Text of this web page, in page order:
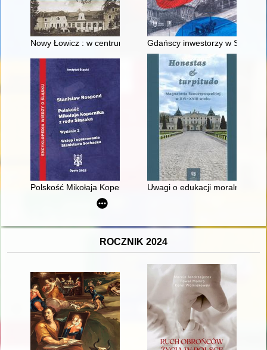
Nowy Łowicz : w centrum poligonu drawskiego od
Gdańscy inwestorzy w
Polskość Mikołaja Kopernika z rodu ŚlązakaUwagi o edukacji moralnej
ROCZNIK 2024